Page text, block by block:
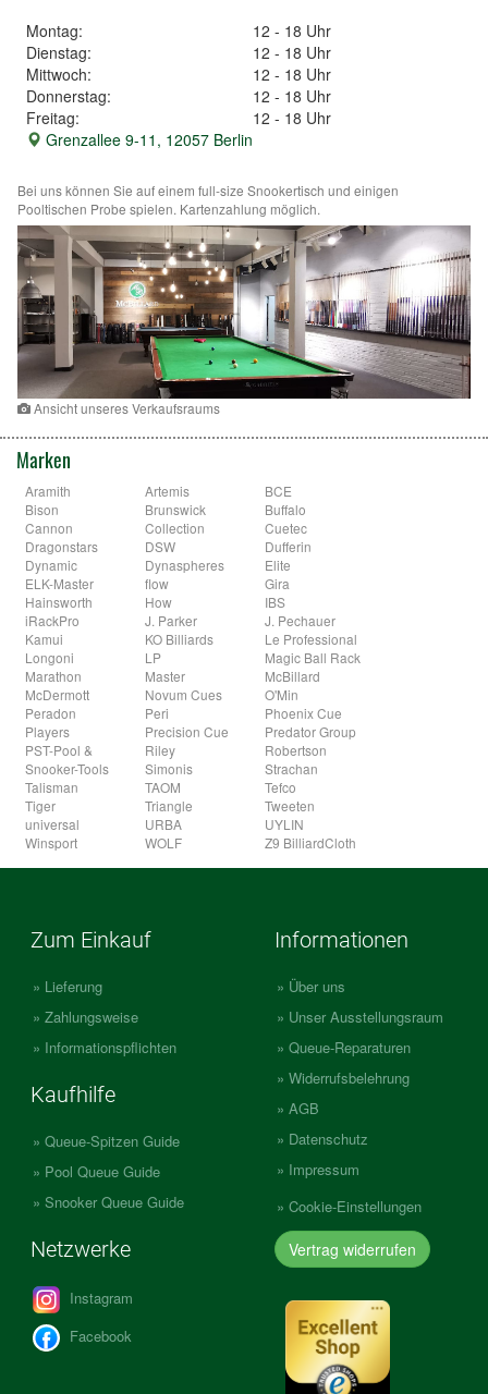
Montag:
12 - 18 Uhr
Dienstag:
12 - 18 Uhr
Mittwoch:
12 - 18 Uhr
Donnerstag:
12 - 18 Uhr
Freitag:
12 - 18 Uhr
Grenzallee 9-11, 12057 Berlin
Bei uns können Sie auf einem full-size Snookertisch und einigen
Pooltischen Probe spielen. Kartenzahlung möglich.
Ansicht unseres Verkaufsraums
Marken
Aramith Artemis
BCE
Bison
Brunswick
Buffalo
Cannon
Collection
Cuetec
Dragonstars
DSW
Dufferin
Dynamic
Dynaspheres
Elite
ELK-Master
flow
Gira
Hainsworth
How
IBS
iRackPro
J. Parker
J. Pechauer
Kamui
KO Billiards
Le Professional
Longoni
LP
Magic Ball Rack
Marathon
Master
McBillard
McDermott
Novum Cues
O'Min
Peradon
Peri
Phoenix Cue
Players
Precision Cue
Predator Group
PST-Pool &
Snooker-Tools
Riley
Robertson
Simonis
Strachan
Talisman
TAOM
Tefco
Tiger
Triangle
Tweeten
universal
URBA
UYLIN
Winsport
WOLF Z9 BilliardCloth
Zum Einkauf
Lieferung
Zahlungsweise
Informationspflichten
Kaufhilfe
Queue-Spitzen Guide
Pool Queue Guide
Snooker Queue Guide
Netzwerke
Instagram
Facebook
Informationen
Über uns
Unser Ausstellungsraum
Queue-Reparaturen
Widerrufsbelehrung
AGB
Datenschutz
Impressum
Cookie-Einstellungen
Vertrag widerrufen